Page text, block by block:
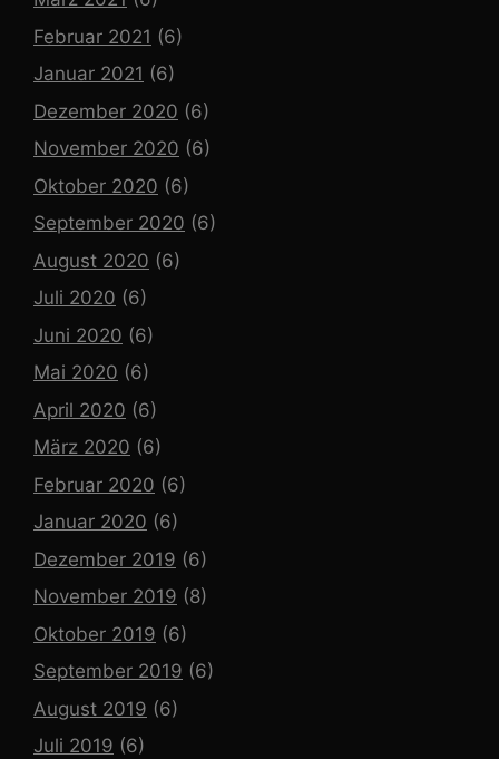
Februar 2021 (6)
Januar 2021 (6)
Dezember 2020 (6)
November 2020 (6)
Oktober 2020 (6)
September 2020 (6)
August 2020 (6)
Juli 2020 (6)
Juni 2020 (6)
Mai 2020 (6)
April 2020 (6)
März 2020 (6)
Februar 2020 (6)
Januar 2020 (6)
Dezember 2019 (6)
November 2019 (8)
Oktober 2019 (6)
September 2019 (6)
August 2019 (6)
Juli 2019 (6)